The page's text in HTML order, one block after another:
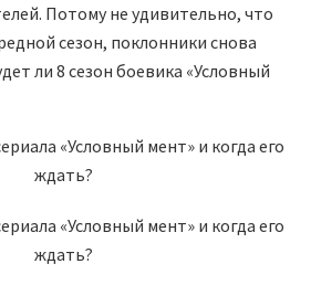
Потому не удивительно, что
сезон, поклонники снова
ли 8 сезон боевика «Условный